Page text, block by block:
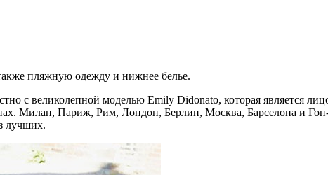
пляжную одежду и нижнее белье.
с великолепной моделью Emily Didonato, которая является
Милан, Париж, Рим, Лондон, Берлин, Москва, Барселона и
лучших.